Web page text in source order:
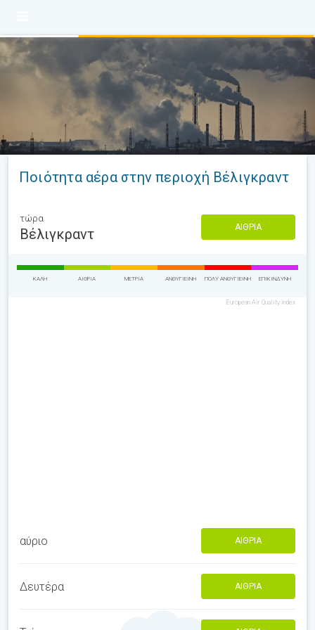
Ποιότητα αέρα στην περιοχή Βέλιγκραντ
τώρα
Βέλιγκραντ ΑΊΘΡΙΑ
ΚΑΛΉ ΑΊΘΡΙΑ ΜΈΤΡΙΑ ΑΝΘΥΓΙΕΙΝΉ ΠΟΛΎ ΑΝΘΥΓΙΕΙΝΉ ΕΠΙΚΊΝΔΥΝΗ
European Air Quality Index
αύριο ΑΊΘΡΙΑ
Δευτέρα ΑΊΘΡΙΑ